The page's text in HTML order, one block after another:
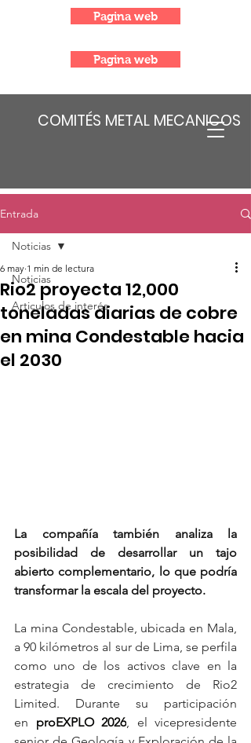
COMITÉS METAL MECANICOS
Pagina web
Pagina web
Entrada
Noticias
Articulos de interés
Noticias
Rio2 proyecta 12,000
toneladas diarias de cobre
en mina Condestable hacia
el 2030
6 may 1 min de lectura
La compañía también analiza la
posibilidad de desarrollar un tajo
abierto complementario, lo que podría
transformar la escala del proyecto.
La mina Condestable, ubicada en Mala,
a 90 kilómetros al sur de Lima, se perfila
como uno de los activos clave en la
estrategia de crecimiento de Rio2
Limited. Durante su participación
en proEXPLO 2026 , el vicepresidente